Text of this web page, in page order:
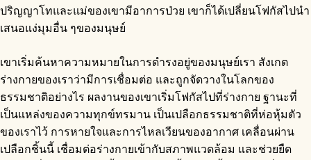
ปริญญาโทและแม่ของเขามีอาการป่วย เขาก็ได้เปลี่ยนโฟกัสไปนำ
เสนอแง่มุมอื่น ๆของมนุษย์
เขาเริ่มค้นหาความหมายในการดํารงอยู่ของมนุษย์เรา สังเกต
ร่างกายของเราว่ามีการเชื่อมต่อ และถูกจัดวางในโลกของ
ธรรมชาติอย่างไร ผลงานของเขาเริ่มโฟกัสไปที่ร่างกาย ฐานะที่
เป็นแหล่งของความทุกข์ทรมาน เป็นเปลือกธรรมชาติที่ห่อหุ้มตัว
ของเราไว้ การหายใจและการไหลเวียนของอากาศ เคลื่อนผ่าน
เปลือกชิ้นนี้ เชื่อมต่อร่างกายเข้ากับสภาพแวดล้อม และช่วยยืด